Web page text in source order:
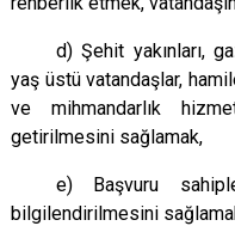
d) Şehit yakınları,
yaş üstü vatandaşlar,
ve mihmandarlık
getirilmesini sağlamak,
e) Başvuru
bilgilendirilmesini